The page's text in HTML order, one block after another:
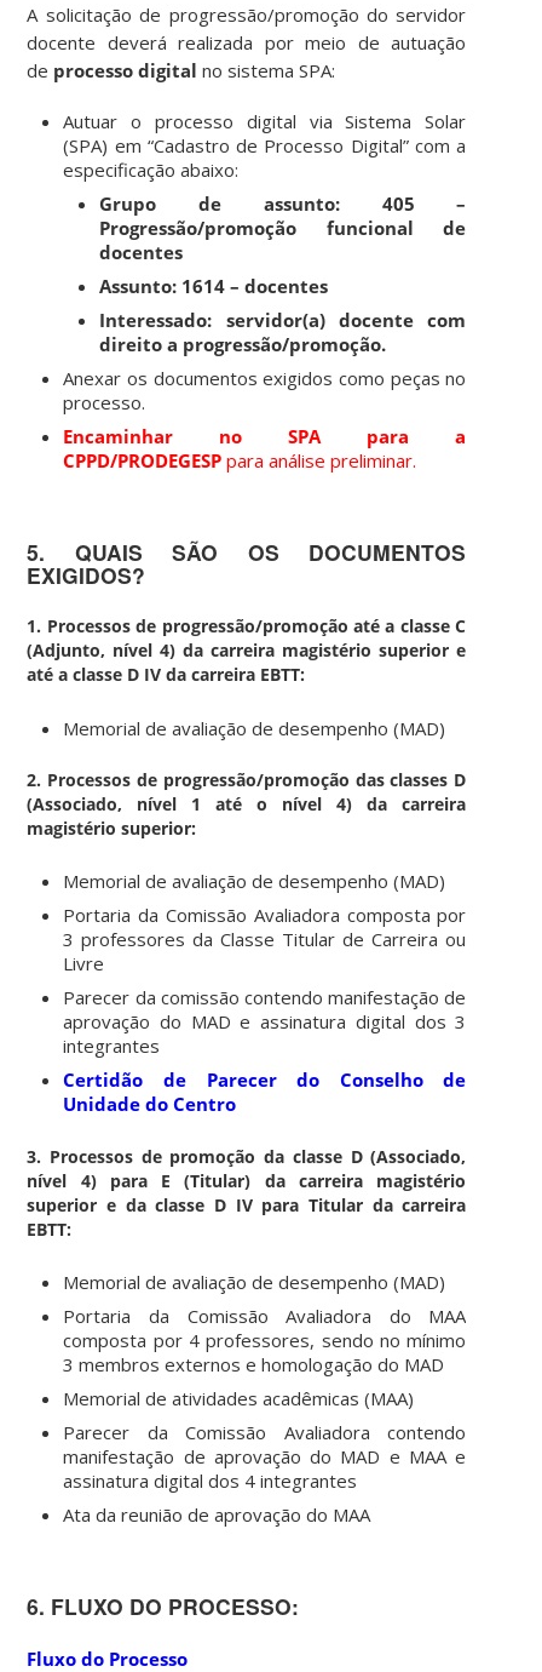
A solicitação de progressão/promoção do servidor
docente deverá realizada por meio de autuação
de processo digital no sistema SPA:
Autuar o processo digital via Sistema Solar
(SPA) em “Cadastro de Processo Digital” com a
especificação abaixo:
Grupo de assunto: 405 –
Progressão/promoção funcional de
docentes
Assunto: 1614 – docentes
Interessado: servidor(a) docente com
direito a progressão/promoção.
Anexar os documentos exigidos como peças no
processo.
Encaminhar no SPA para a
CPPD/PRODEGESP para análise preliminar.
5. QUAIS SÃO OS DOCUMENTOS
EXIGIDOS?
1. Processos de progressão/promoção até a classe C
(Adjunto, nível 4) da carreira magistério superior e
até a classe D IV da carreira EBTT:
Memorial de avaliação de desempenho (MAD)
2. Processos de progressão/promoção das classes D
(Associado, nível 1 até o nível 4)da carreira
magistério superior:
Memorial de avaliação de desempenho (MAD)
Portaria da Comissão Avaliadora composta por
3 professores da Classe Titular de Carreira ou
Livre
Parecer da comissão contendo manifestação de
aprovação do MAD e assinatura digital dos 3
integrantes
Certidão de Parecer do Conselho de
Unidade do Centro
3. Processos de promoção da classe D (Associado,
nível 4) para E (Titular) da carreira magistério
superior e da classe D IV para Titular da carreira
EBTT:
Memorial de avaliação de desempenho (MAD)
Portaria da Comissão Avaliadora do MAA
composta por 4 professores, sendo no mínimo
3 membros externos e homologação do MAD
Memorial de atividades acadêmicas (MAA)
Parecer da Comissão Avaliadora contendo
manifestação de aprovação do MAD e MAA e
assinatura digital dos 4 integrantes
Ata da reunião de aprovação do MAA
6. FLUXO DO PROCESSO:
Fluxo do Processo